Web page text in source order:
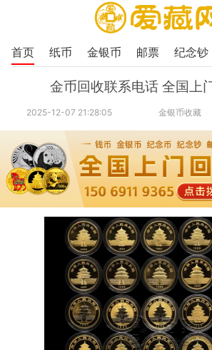
首页 纸币 金银币 邮票 纪念钞
金币回收联系电话 全国上
2025-12-07 21:28:05 金银币收藏